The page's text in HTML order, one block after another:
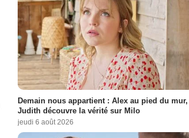
Demain nous appartient : Alex au pied du mur,
Judith découvre la vérité sur Milo
jeudi 6 août 2026